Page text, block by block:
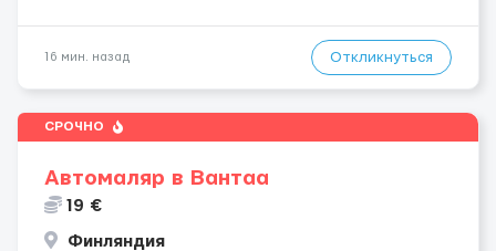
16 мин. назад Откликнуться
СРОЧНО
Автомаляр в Вантаа
19 €
Финляндия